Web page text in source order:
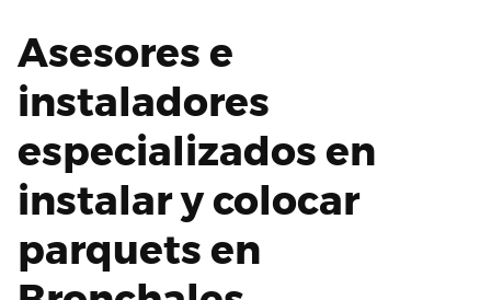
Asesores e
instaladores
especializados en
instalar y colocar
parquets en